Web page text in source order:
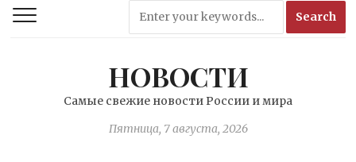
НОВОСТИ
Самые свежие новости России и мира
Пятница, 7 августа, 2026